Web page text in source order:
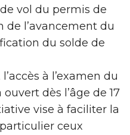
vol du permis de
de l’avancement du
du solde de
à l’examen du
dès l’âge de 17
vise à faciliter la
ceux